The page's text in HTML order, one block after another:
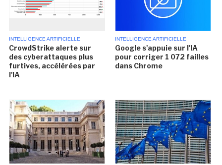
INTELLIGENCE ARTIFICIELLE
CrowdStrike alerte sur
des cyberattaques plus
furtives, accélérées par
l'IA
INTELLIGENCE ARTIFICIELLE
Google s'appuie sur l'IA
pour corriger 1 072 failles
dans Chrome